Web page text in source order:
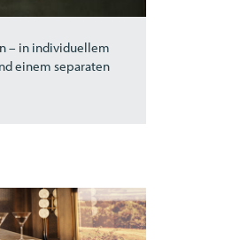
– in individuellem
einem separaten